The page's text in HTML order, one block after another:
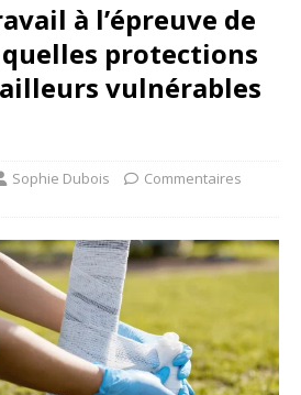
à l’épreuve de
protections
vulnérables
Sophie Dubois
Commentaires